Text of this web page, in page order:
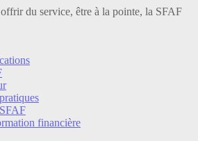
offrir du service, être à la pointe, la SFAF
financière